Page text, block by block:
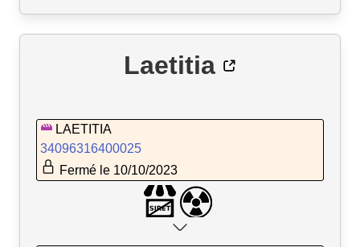
Laetitia
LAETITIA
34096316400025
Fermé le 10/10/2023